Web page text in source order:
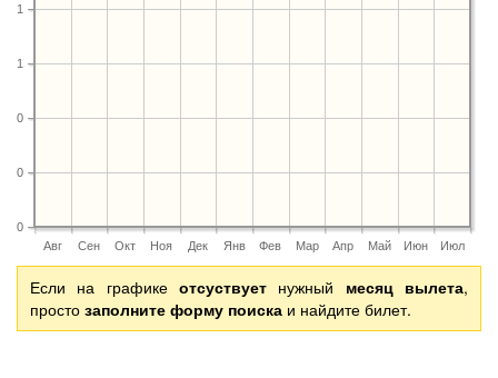
Авг Сен Окт Ноя Дек Янв Фев Мар Апр Май Июн Июл
0
0
0
1
1
Если на графике отсуствует нужный месяц вылета,
простозаполните форму поиска и найдите билет.